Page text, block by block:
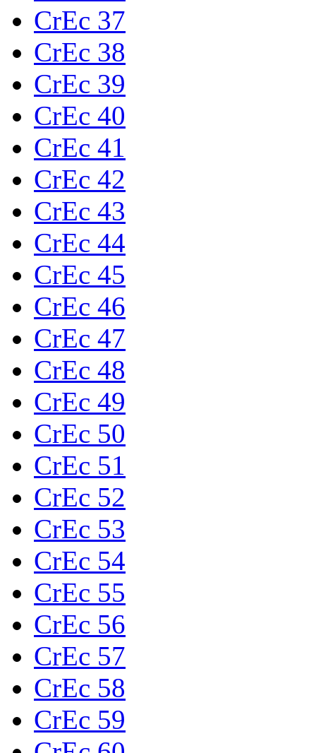
CrEc 37
CrEc 38
CrEc 39
CrEc 40
CrEc 41
CrEc 42
CrEc 43
CrEc 44
CrEc 45
CrEc 46
CrEc 47
CrEc 48
CrEc 49
CrEc 50
CrEc 51
CrEc 52
CrEc 53
CrEc 54
CrEc 55
CrEc 56
CrEc 57
CrEc 58
CrEc 59